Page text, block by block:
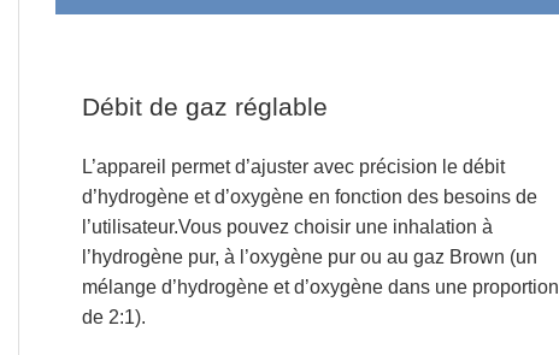
Débit de gaz réglable
L’appareil permet d’ajuster avec précision le débit
d’hydrogène et d’oxygène en fonction des besoins de
l’utilisateur.Vous pouvez choisir une inhalation à
l’hydrogène pur, à l’oxygène pur ou au gaz Brown (un
mélange d’hydrogène et d’oxygène dans une proportion
de 2:1).